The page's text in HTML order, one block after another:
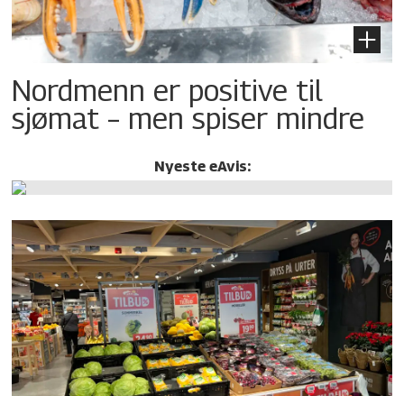
Nordmenn er positive til
sjømat – men spiser mindre
Nyeste eAvis: